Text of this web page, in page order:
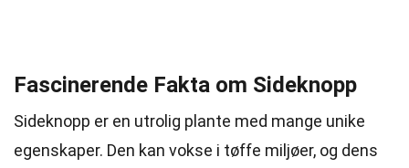
Fascinerende Fakta om Sideknopp
Sideknopp er en utrolig plante med mange unike
egenskaper. Den kan vokse i tøffe miljøer, og dens